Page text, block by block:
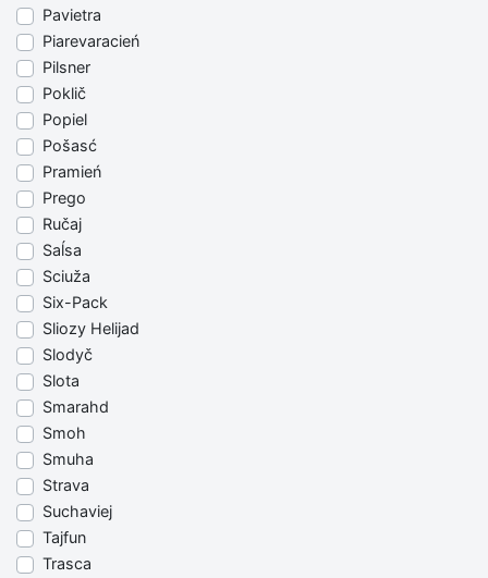
Pavietra
Piarevaracień
Pilsner
Poklič
Popiel
Pošasć
Pramień
Prego
Ručaj
Saĺsa
Sciuža
Six-Pack
Sliozy Helijad
Slodyč
Slota
Smarahd
Smoh
Smuha
Strava
Suchaviej
Tajfun
Trasca